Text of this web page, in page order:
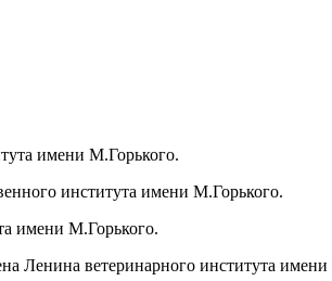
имени М.Горького.
института имени М.Горького.
имени М.Горького.
Ленина ветеринарного института